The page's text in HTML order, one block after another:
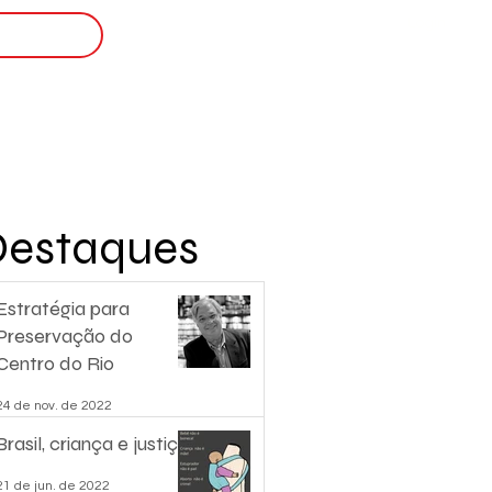
para
do
do Rio
de nov. de 2022
criança e justiça.
de jun. de 2022